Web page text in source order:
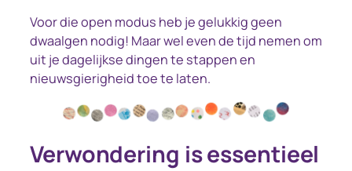
Voor die open modus heb je gelukkig geen
dwaalgen nodig! Maar wel even de tijd nemen om
uit je dagelijkse dingen te stappen en
nieuwsgierigheid toe te laten.
Verwondering is essentieel